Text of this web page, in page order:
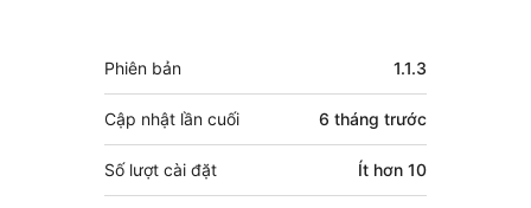
góp
Meta
Phiên bản 1.1.3
Cập nhật lần cuối 6 tháng trước
Số lượt cài đặt Ít hơn 10